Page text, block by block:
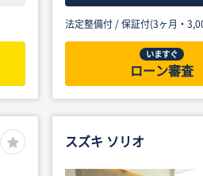
法定整備付 /保証付(3ヶ月・
いますぐ
ローン審査
スズキ ソリオ